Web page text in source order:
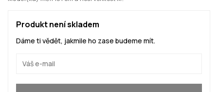
Produkt není skladem
Dáme ti vědět, jakmile ho zase budeme mít.